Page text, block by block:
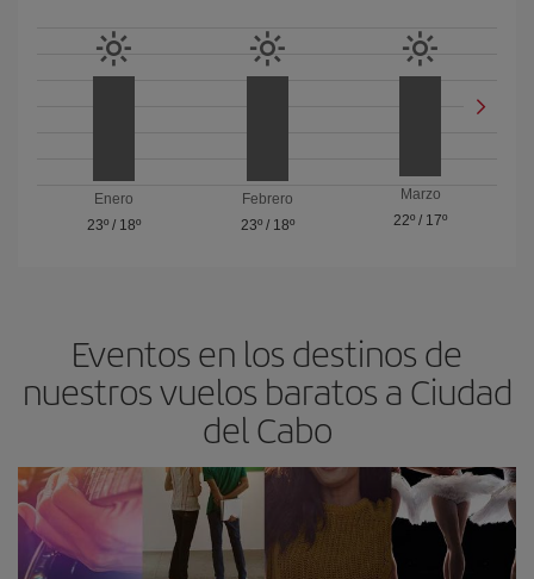
Enero
23º/ 18º
Febrero
23º/ 18º
Marzo
22º / 17º
Eventos en los destinos de
nuestros vuelos baratos a Ciudad
del Cabo